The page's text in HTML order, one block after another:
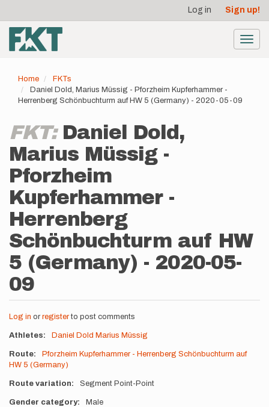
main
content
account
menu
Log in Sign up!
Home
FKTs
Daniel Dold, Marius Müssig - Pforzheim Kupferhammer -
Herrenberg Schönbuchturm auf HW 5 (Germany) - 2020-05-09
FKT: Daniel Dold,
Marius Müssig -
Pforzheim
Kupferhammer -
Herrenberg
Schönbuchturm auf HW
5 (Germany) - 2020-05-
09
Log in or registerto post comments
Athletes Daniel Dold Marius Müssig
Route
Pforzheim Kupferhammer - Herrenberg Schönbuchturm auf
HW 5 (Germany)
Route variation Segment Point-Point
Gender category Male